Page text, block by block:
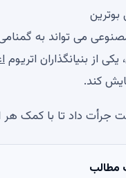
می تواند به
از بنیانگذاران اتریوم
کند.
جرأت داد تا با کمک
مطالب